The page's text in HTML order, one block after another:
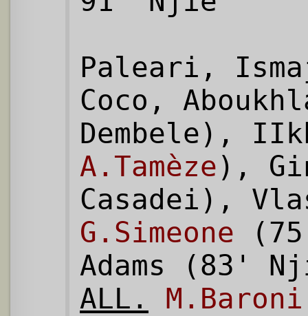
Paleari,
Coco,
Dembele),
A.Tamèze),
Casadei),
G.Simeone
Adams (83'
ALL.
M.Baroni